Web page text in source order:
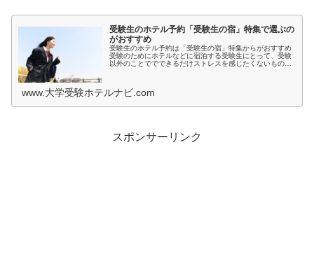
受験生のホテル予約「受験生の宿」特集で選ぶの
がおすすめ
受験生のホテル予約は「受験生の宿」特集からがおすすめ
受験のためにホテルなどに宿泊する受験生にとって、受験
以外のことででできるだけストレスを感じたくないもので
www.大学受験ホテルナビ.com
スポンサーリンク